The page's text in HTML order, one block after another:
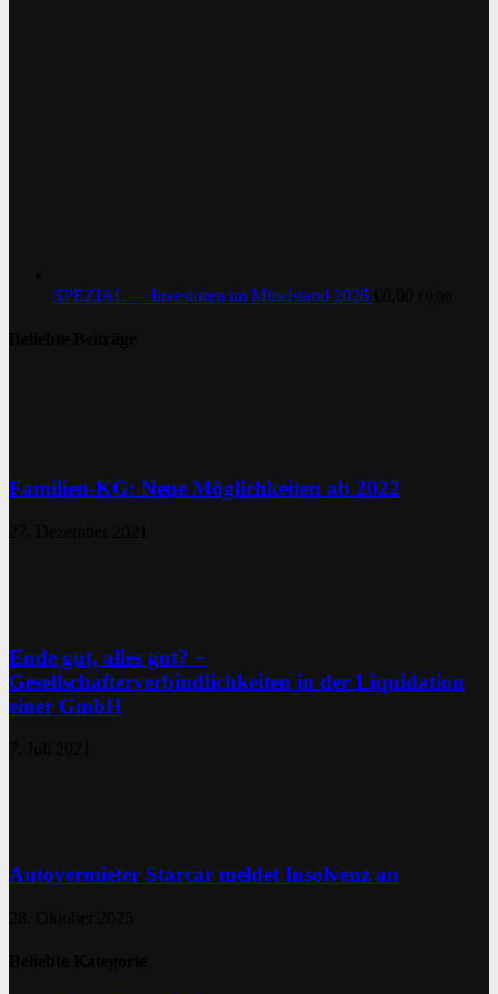
SPEZIAL — Investoren im Mittelstand 2026
Familien-KG: Neue Möglichkeiten ab 2022
Ende gut, alles gut? −
Gesellschafterverbindlichkeiten in der Liquidation
einer GmbH
Autovermieter Starcar meldet Insolvenz an